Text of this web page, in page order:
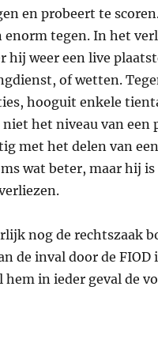
en probeert te
tegen. In het
hij weer een live
of wetten.
hooguit enkele
het niveau van een
met het delen van
wat beter, maar hij
nog de rechtszaak
de inval door de FIOD
hem in ieder geval de